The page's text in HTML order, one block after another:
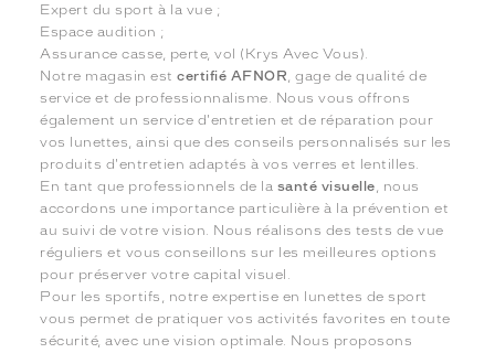
Expert du sport à la vue ;
Espace audition ;
Assurance casse, perte, vol (Krys Avec Vous).
Notre magasin estcertifié AFNOR, gage de qualité de
service et de professionnalisme. Nous vous offrons
également un service d'entretien et de réparation pour
vos lunettes, ainsi que des conseils personnalisés sur les
produits d'entretien adaptés à vos verres et lentilles.
En tant que professionnels de la santé visuelle, nous
accordons une importance particulière à la prévention et
au suivi de votre vision. Nous réalisons des tests de vue
réguliers et vous conseillons sur les meilleures options
pour préserver votre capital visuel.
Pour les sportifs, notre expertise en lunettes de sport
vous permet de pratiquer vos activités favorites en toute
sécurité, avec une vision optimale. Nous proposons